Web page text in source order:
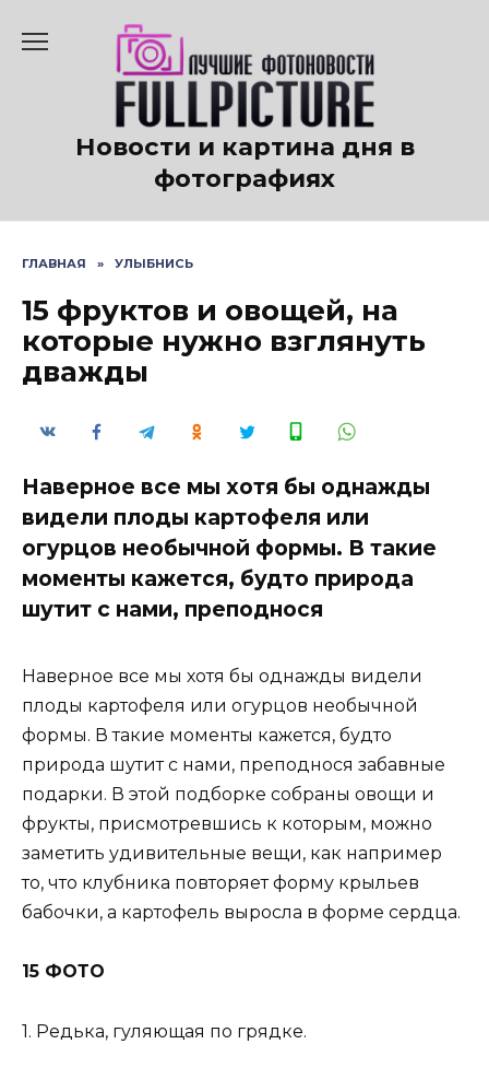
содержанию
Новости и картина дня в
фотографиях
ГЛАВНАЯ » УЛЫБНИСЬ
15 фруктов и овощей, на
которые нужно взглянуть
дважды
Наверное все мы хотя бы однажды
видели плоды картофеля или
огурцов необычной формы. В такие
моменты кажется, будто природа
шутит с нами, преподнося
Наверное все мы хотя бы однажды видели
плоды картофеля или огурцов необычной
формы. В такие моменты кажется, будто
природа шутит с нами, преподнося забавные
подарки. В этой подборке собраны овощи и
фрукты, присмотревшись к которым, можно
заметить удивительные вещи, как например
то, что клубника повторяет форму крыльев
бабочки, а картофель выросла в форме сердца.
15 ФОТО
1. Редька, гуляющая по грядке.